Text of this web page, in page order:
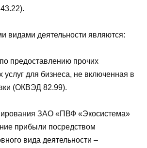
видами деятельности являются:
предоставлению прочих
услуг для бизнеса, не включенная в
(ОКВЭД 82.99).
ЗАО «ПВФ «Экосистема»
прибыли посредством
вида деятельности –